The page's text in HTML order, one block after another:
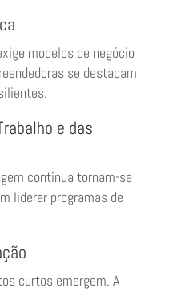
modelos de negócio
se destacam
e das
contínua tornam-se
liderar programas de
curtos emergem. A